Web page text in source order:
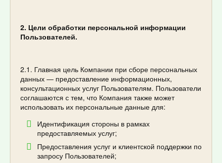
2. Цели обработки персональной информации
Пользователей.
2.1. Главная цель Компании при сборе персональных
данных — предоставление информационных,
консультационных услуг Пользователям. Пользователи
соглашаются с тем, что Компания также может
использовать их персональные данные для:
Идентификация стороны в рамках
предоставляемых услуг;
Предоставления услуг и клиентской поддержки по
запросу Пользователей;